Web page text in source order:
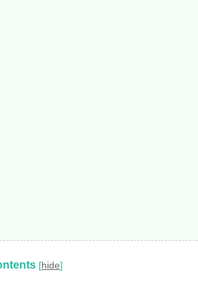
[hide]